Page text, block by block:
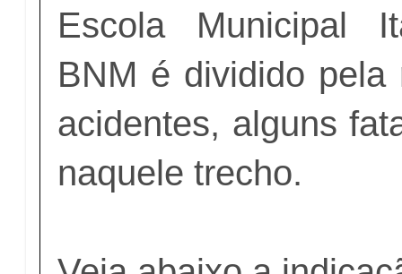
Escola Municipal
BNM é dividido pela
acidentes, alguns
naquele trecho.